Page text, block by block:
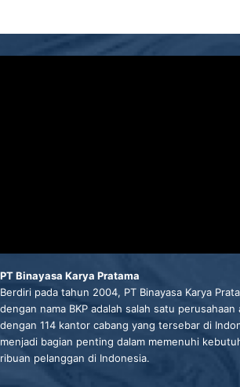
PT Binayasa Karya Pratama
Berdiri pada tahun 2004, PT Binayasa Karya
dengan nama BKP adalah salah satu
dengan 114 kantor cabang yang tersebar di
menjadi bagian penting dalam memenuhi
ribuan pelanggan di Indonesia.